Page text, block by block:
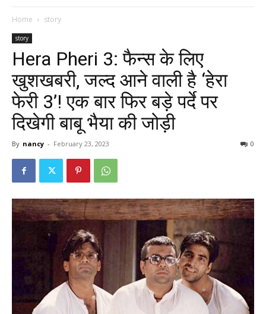
Home story
story
Hera Pheri 3: फैन्स के लिए
खुशखबरी, जल्द आने वाली है ‘हेरा
फेरी 3’! एक बार फिर बड़े पर्दे पर
दिखेगी बाबू भैया की जोड़ी
By nancy - February 23, 2023 0